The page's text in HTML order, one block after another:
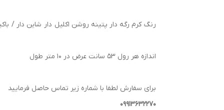
رنگ کرم رگه دار پتینه روشن اکلیل دار شاین دار /
اندازه هر رول 53 سانت عرض در 10 متر طول
برای سفارش لطفا با شماره زیر تماس حاصل فرمایید
09913632270